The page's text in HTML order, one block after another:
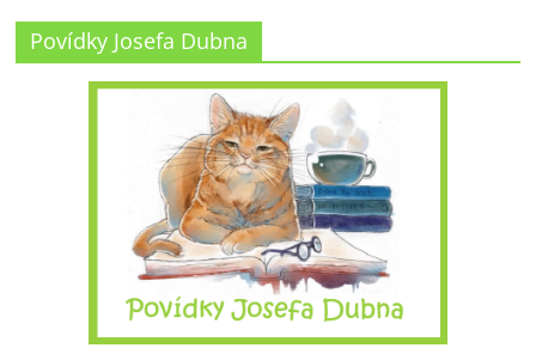
Povídky Josefa Dubna